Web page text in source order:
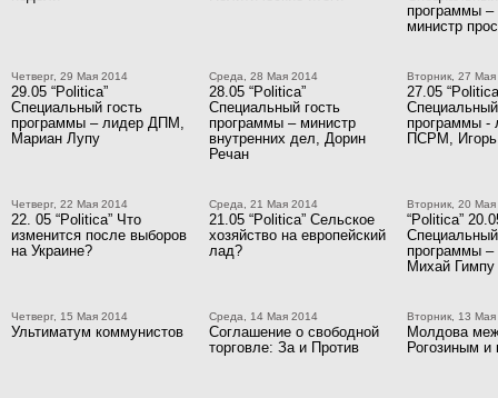
программы
министр
Четверг, 29 Мая 2014
29.05 “Politica”
Специальный гость
программы – лидер ДПМ,
Мариан Лупу
Среда, 28 Мая 2014
28.05 “Politica”
Специальный гость
программы – министр
внутренних дел, Дорин
Речан
Вторник, 27
27.05
Специальный
программы -
ПСРМ,
Четверг, 22 Мая 2014
22. 05 “Politica” Что
изменится после выборов
на Украине?
Среда, 21 Мая 2014
21.05 “Politica” Сельское
хозяйство на европейский
лад?
Вторник, 20
“Politica”
Специальный
программы
Михай Гимпу
Четверг, 15 Мая 2014
Ультиматум коммунистов
Среда, 14 Мая 2014
Соглашение о свободной
торговле: За и Против
Вторник, 13
Молдова
Рогозиным